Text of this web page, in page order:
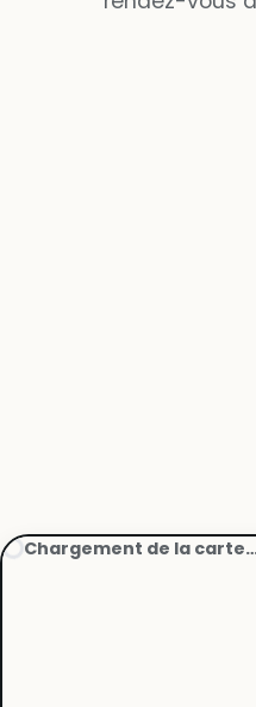
Chargement de la